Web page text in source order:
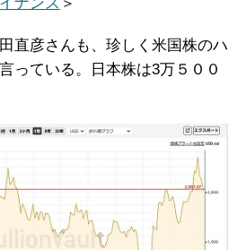
直彦さんも、珍しく米国株のハ
っている。日本株は3万５００